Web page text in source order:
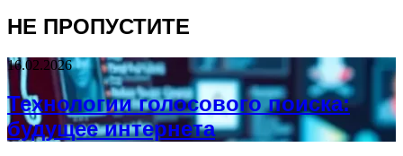
НЕ ПРОПУСТИТЕ
16.02.2026
Технологии голосового поиска:
будущее интернета